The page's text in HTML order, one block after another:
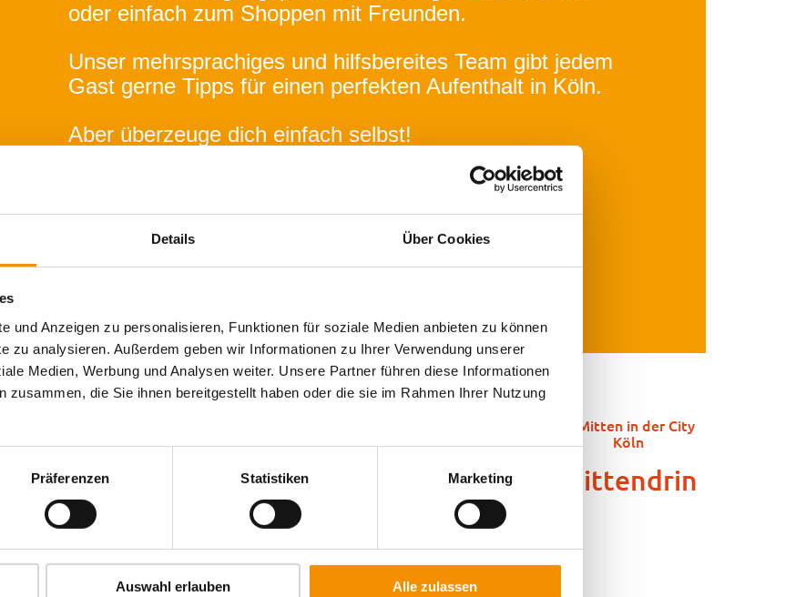
Details Über Cookies
und Anzeigen zu personalisieren, Funktionen für soziale Medien anbieten zu können
zu analysieren. Außerdem geben wir Informationen zu Ihrer Verwendung unserer
Medien, Werbung und Analysen weiter. Unsere Partner führen diese Informationen
zusammen, die Sie ihnen bereitgestellt haben oder die sie im Rahmen Ihrer Nutzung
Präferenzen Statistiken Marketing
Auswahl erlauben Alle zulassen
oder einfach zum Shoppen mit Freunden.
Unser mehrsprachiges und hilfsbereites Team gibt jedem
Gast gerne Tipps für einen perfekten Aufenthalt in Köln.
Aber überzeuge dich einfach selbst!
KONTAKT & ANFRAGE
Frühstück Tiefgarage Seminarraum Mittendrin